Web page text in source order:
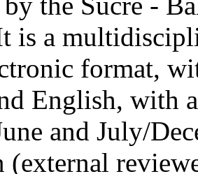
is a
format,
English, with
and July/
(external